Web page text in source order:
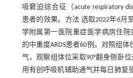
吸窘迫综合征（acute respiratory
患者的效果。方法 选取2022年6月
学附属第一医院重症医学病房住院
的中重度ARDS患者60例。对照组
气，观察组体位采取90°翻身侧卧
用有创呼吸机辅助通气并每日肺复